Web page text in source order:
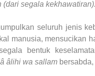
(dari segala
seluruh jenis
manusia, mensucikan
bentuk
âlihi wa sallam bersabda,